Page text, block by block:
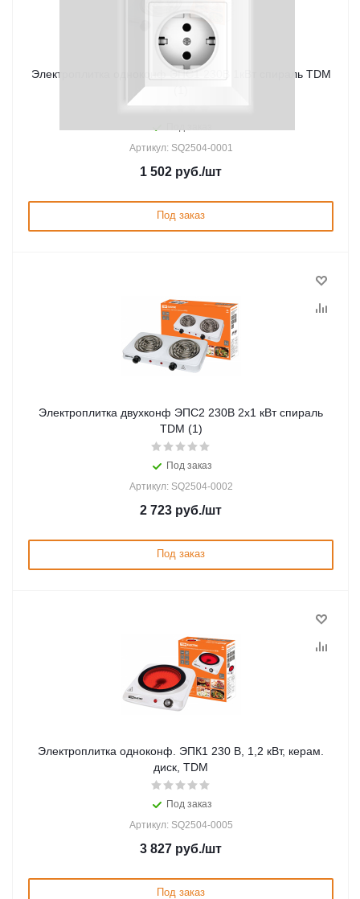
Электроплитка одноконф ЭПС1 230В 1кВт спираль TDM
Артикул: SQ2504-0001
1 502 руб./шт
Под заказ
Электроплитка двухконф ЭПС2 230В 2х1 кВт спираль
TDM (1)
Под заказ
Артикул: SQ2504-0002
2 723 руб./шт
Под заказ
Электроплитка одноконф. ЭПК1 230 В, 1,2 кВт, керам.
диск, TDM
Под заказ
Артикул: SQ2504-0005
3 827 руб./шт
Под заказ